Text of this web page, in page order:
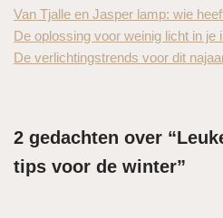
Van Tjalle en Jasper lamp: wie
De oplossing voor weinig licht in je
De verlichtingstrends voor dit
2 gedachten over
tips voor de winter”